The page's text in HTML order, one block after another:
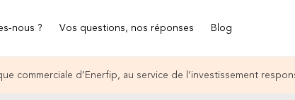
nous ? Vos questions, nos réponses Blog
commerciale d’Enerfip, au service de l’investissement